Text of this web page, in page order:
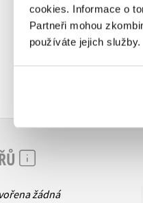
cookies. Informace o
Partneři mohou
používáte jejich služby.
žádná